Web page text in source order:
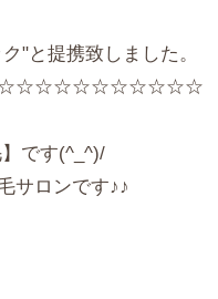
"と提携致しました。
です(^_^)/
サロンです♪♪